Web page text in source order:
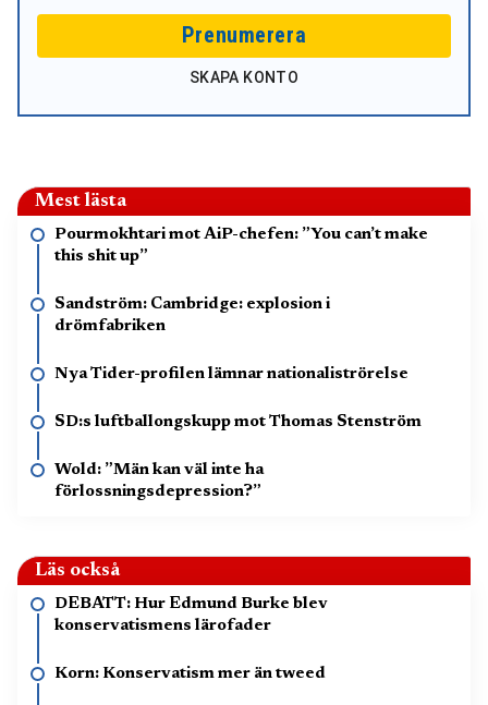
Prenumerera
SKAPA KONTO
Mest lästa
Pourmokhtari mot AiP-chefen: ”You can’t make
this shit up”
Sandström: Cambridge: explosion i
drömfabriken
Nya Tider-profilen lämnar nationaliströrelse
SD:s luftballongskupp mot Thomas Stenström
Wold: ”Män kan väl inte ha
förlossningsdepression?”
Läs också
DEBATT: Hur Edmund Burke blev
konservatismens lärofader
Korn: Konservatism mer än tweed